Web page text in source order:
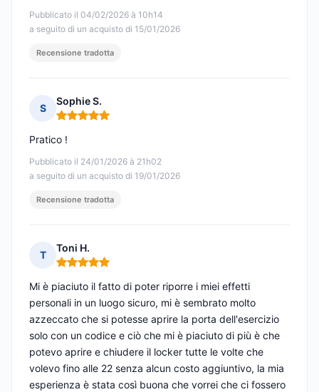
Pubblicato il 04/02/2026 à 10h14
a seguito di un acquisto di 15/01/2026
Recensione tradotta
S
Sophie S.
Nota: 5 su 5
Pubblicato il 24/01/2026 à 21h02
a seguito di un acquisto di 19/01/2026
Pratico !
Recensione tradotta
T
Toni H.
Nota: 5 su 5
Mi è piaciuto il fatto di poter riporre i miei effetti
personali in un luogo sicuro, mi è sembrato molto
azzeccato che si potesse aprire la porta dell'esercizio
solo con un codice e ciò che mi è piaciuto di più è che
potevo aprire e chiudere il locker tutte le volte che
volevo fino alle 22 senza alcun costo aggiuntivo, la mia
esperienza è stata così buona che vorrei che ci fossero